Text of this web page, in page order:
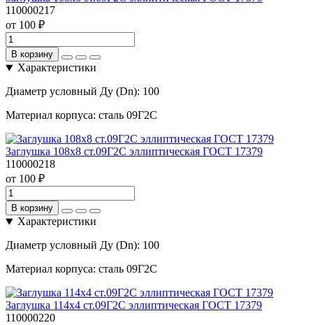
110000217
от 100 ₽
В корзину
Характеристики
Диаметр условный Ду (Dn): 100
Материал корпуса: сталь 09Г2С
Заглушка 108х8 ст.09Г2С эллиптическая ГОСТ 17379
110000218
от 100 ₽
В корзину
Характеристики
Диаметр условный Ду (Dn): 100
Материал корпуса: сталь 09Г2С
Заглушка 114х4 ст.09Г2С эллиптическая ГОСТ 17379
110000220